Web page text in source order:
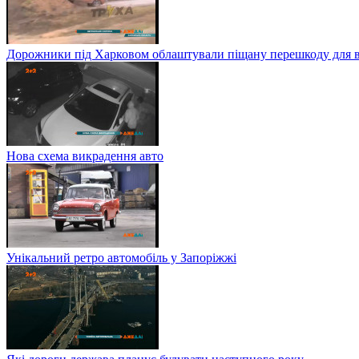
Дорожники під Харковом облаштували піщану перешкоду для
Нова схема викрадення авто
Унікальний ретро автомобіль у Запоріжжі